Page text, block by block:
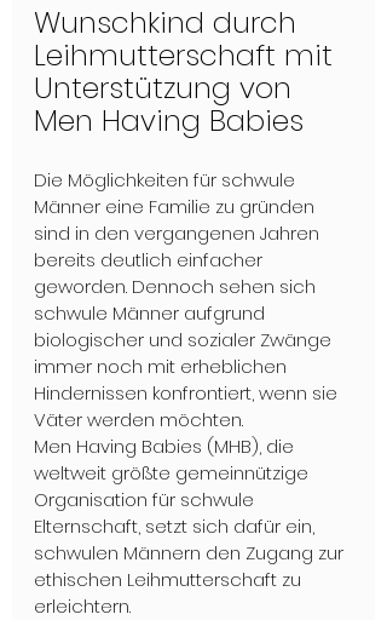
Wunschkind durch
Leihmutterschaft mit
Unterstützung von
Men Having Babies
Die Möglichkeiten für schwule
Männer eine Familie zu gründen
sind in den vergangenen Jahren
bereits deutlich einfacher
geworden. Dennoch sehen sich
schwule Männer aufgrund
biologischer und sozialer Zwänge
immer noch mit erheblichen
Hindernissen konfrontiert, wenn sie
Väter werden möchten.
Men Having Babies (MHB), die
weltweit größte gemeinnützige
Organisation für schwule
Elternschaft, setzt sich dafür ein,
schwulen Männern den Zugang zur
ethischen Leihmutterschaft zu
erleichtern.